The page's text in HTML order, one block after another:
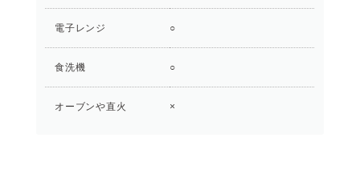
電子レンジ ○
食洗機 ○
オーブンや直火 ×